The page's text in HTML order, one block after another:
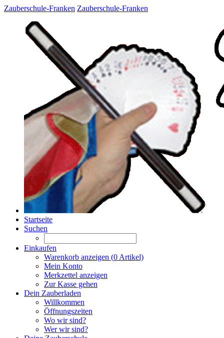
Zauberschule-Franken Zauberschule-Franken
Startseite
Suchen
Einkaufen
Warenkorb anzeigen (0 Artikel)
Mein Konto
Merkzettel anzeigen
Zur Kasse gehen
Dein Zauberladen
Willkommen
Öffnungszeiten
Wo wir sind?
Wer wir sind?